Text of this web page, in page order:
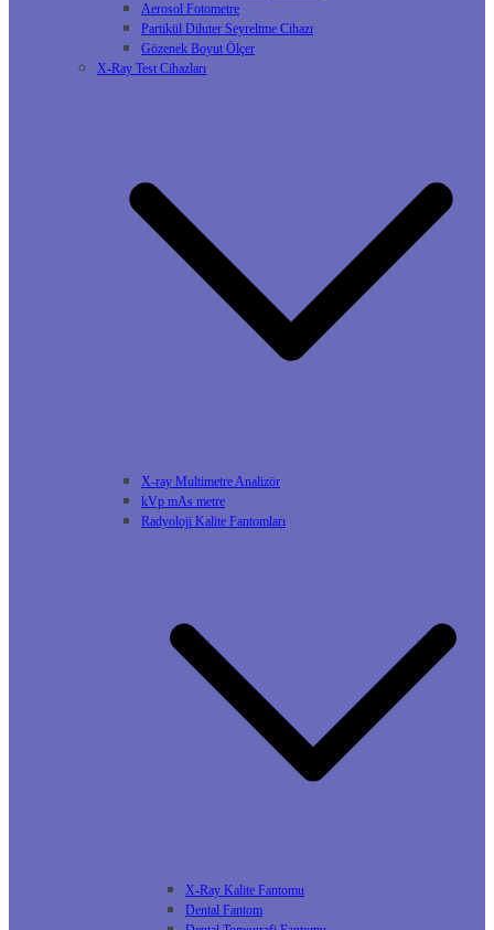
Aerosol Fotometre
Partikül Diluter Seyreltme Cihazı
Gözenek Boyut Ölçer
X-Ray Test Cihazları
X-ray Multimetre Analizör
kVp mAs metre
Radyoloji Kalite Fantomları
X-Ray Kalite Fantomu
Dental Fantom